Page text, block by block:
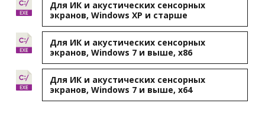
Для ИК и акустических сенсорных
экранов, Windows XP и старше
Для ИК и акустических сенсорных
экранов, Windows 7 и выше, x86
Для ИК и акустических сенсорных
экранов, Windows 7 и выше, x64